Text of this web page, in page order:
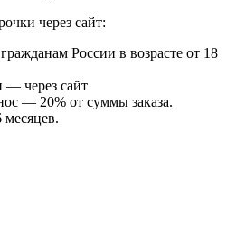
через сайт:
России в возрасте от 18
через сайт
— 20% от суммы заказа.